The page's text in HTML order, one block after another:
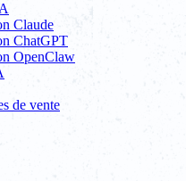
Claude
ChatGPT
OpenClaw
de vente